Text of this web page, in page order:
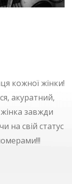
кожної жінки!
акуратний,
завжди
на свій статус